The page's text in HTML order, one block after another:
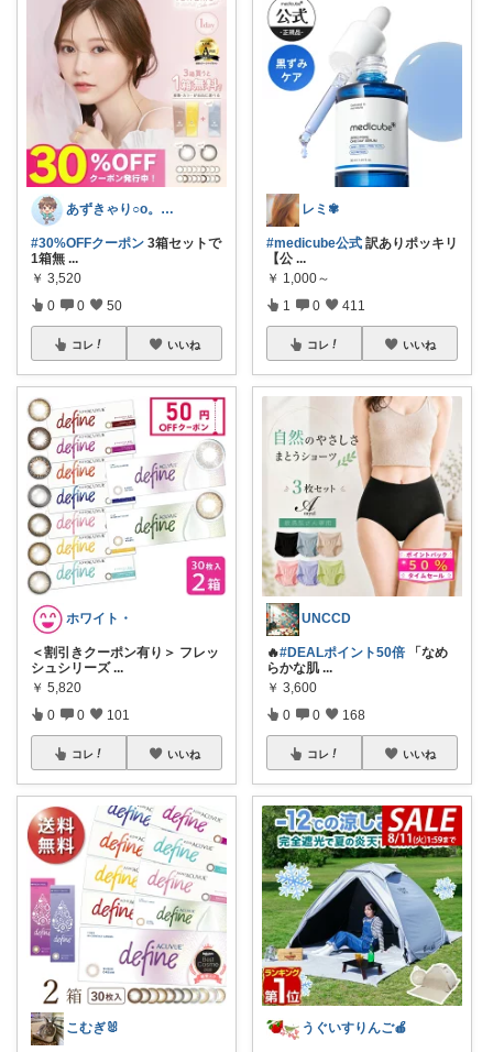
あずきゃり○o。.🐟🐠
#30%OFFクーポン 3箱セットで
1箱無 ...
￥ 3,520
0 0 50
コレ いいね
ホワイト・
＜割引きクーポン有り＞ フレッ
シュシリーズ ...
￥ 5,820
0 0 101
コレ いいね
こむぎ🐰
レミ✾
#medicube公式 訳ありポッキリ
【公 ...
￥ 1,000～
1 0 411
コレ いいね
UNCCD
🔥#DEALポイント50倍 「なめ
らかな肌 ...
￥ 3,600
0 0 168
コレ いいね
うぐいすりんご🍎